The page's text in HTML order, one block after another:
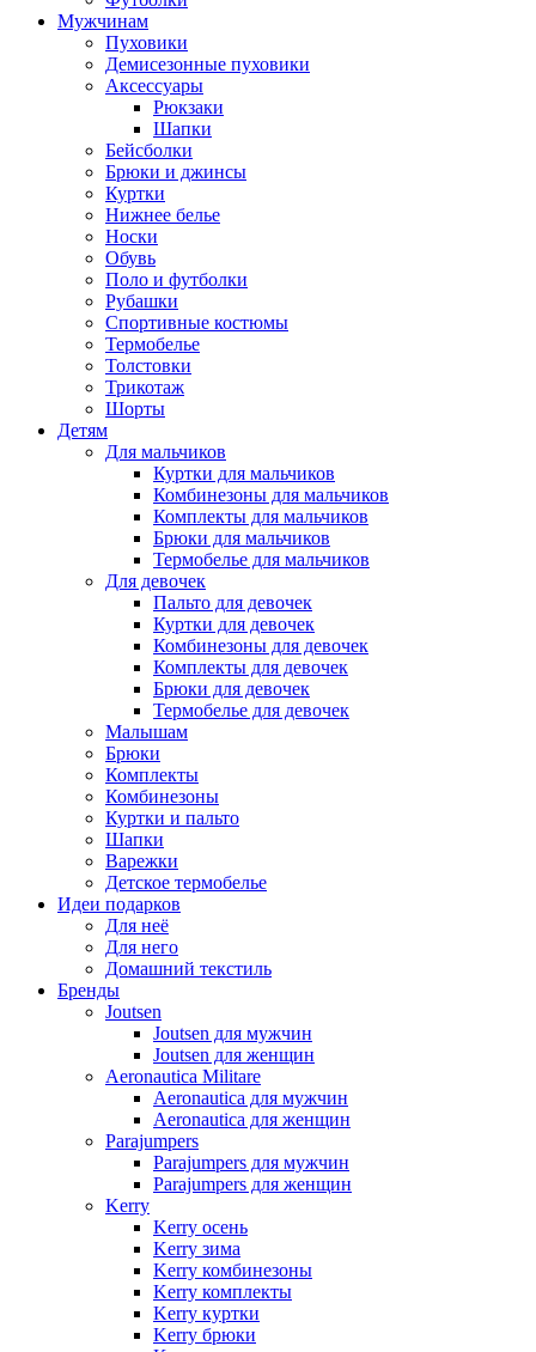
Мужчинам
Пуховики
Демисезонные пуховики
Аксессуары
Рюкзаки
Шапки
Бейсболки
Брюки и джинсы
Куртки
Нижнее белье
Носки
Обувь
Поло и футболки
Рубашки
Спортивные костюмы
Термобелье
Толстовки
Трикотаж
Шорты
Детям
Для мальчиков
Куртки для мальчиков
Комбинезоны для мальчиков
Комплекты для мальчиков
Брюки для мальчиков
Термобелье для мальчиков
Для девочек
Пальто для девочек
Куртки для девочек
Комбинезоны для девочек
Комплекты для девочек
Брюки для девочек
Термобелье для девочек
Малышам
Брюки
Комплекты
Комбинезоны
Куртки и пальто
Шапки
Варежки
Детское термобелье
Идеи подарков
Для неё
Для него
Домашний текстиль
Бренды
Joutsen
Joutsen для мужчин
Joutsen для женщин
Aeronautica Militare
Aeronautica для мужчин
Aeronautica для женщин
Parajumpers
Parajumpers для мужчин
Parajumpers для женщин
Kerry
Kerry осень
Kerry зима
Kerry комбинезоны
Kerry комплекты
Kerry куртки
Kerry брюки